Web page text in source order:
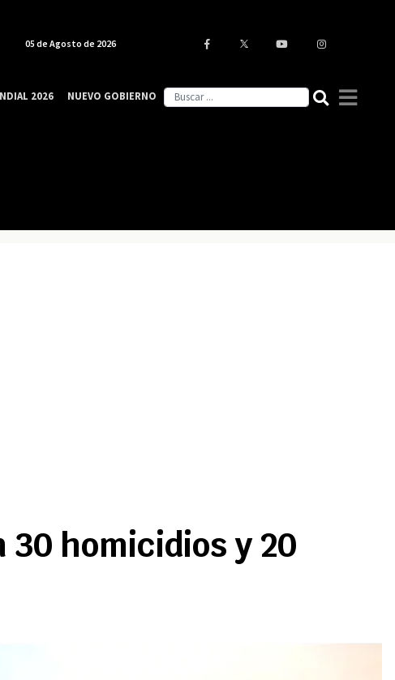
homicidios y 20
05 de Agosto de 2026
2026 NUEVO GOBIERNO